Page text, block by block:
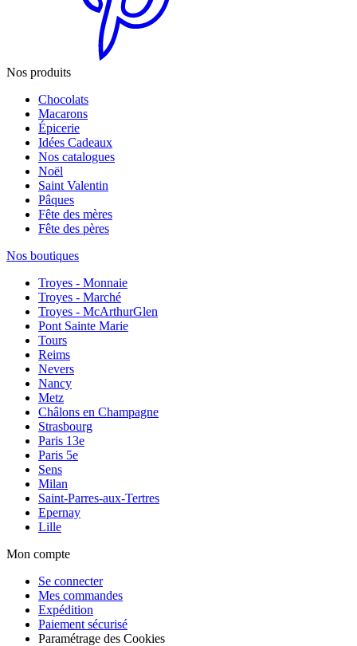
Nos produits
Chocolats
Macarons
Épicerie
Idées Cadeaux
Nos catalogues
Noël
Saint Valentin
Pâques
Fête des mères
Fête des pères
Nos boutiques
Troyes - Monnaie
Troyes - Marché
Troyes - McArthurGlen
Pont Sainte Marie
Tours
Reims
Nevers
Nancy
Metz
Châlons en Champagne
Strasbourg
Paris 13e
Paris 5e
Sens
Milan
Saint-Parres-aux-Tertres
Epernay
Lille
Mon compte
Se connecter
Mes commandes
Expédition
Paiement sécurisé
Paramétrage des Cookies